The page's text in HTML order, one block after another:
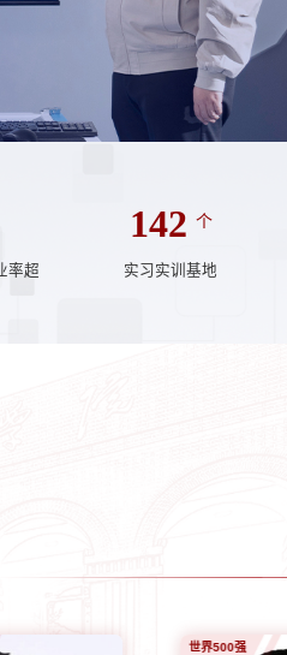
率超
142 个
实习实训基地
世界500强
本升硕
公务员